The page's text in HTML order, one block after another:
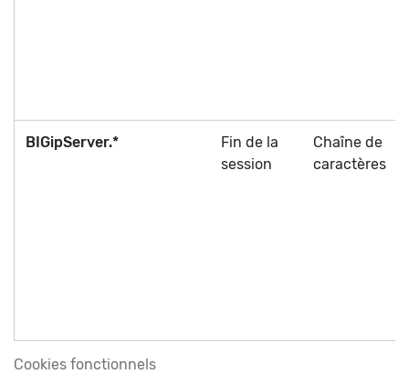
BIGipServer.*
Fin de la
session
Chaîne de
caractères
Cookies fonctionnels